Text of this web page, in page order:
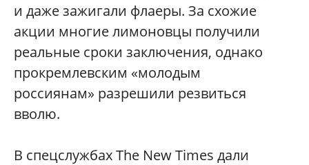
и даже зажигали флаеры. За схожие
акции многие лимоновцы получили
реальные сроки заключения, однако
прокремлевским «молодым
россиянам» разрешили резвиться
вволю.
В спецслужбах The New Times дали